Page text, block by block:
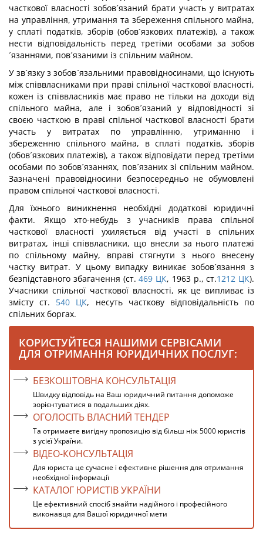
часткової власності зобов´язаний брати участь у витратах
на управління, утримання та збереження спільного майна,
у сплаті податків, зборів (обов´язкових платежів), а також
нести відповідальність перед третіми особами за зобов
´язаннями, пов´язаними із спільним майном.
У зв´язку з зобов´язальними правовідносинами, що існують
між співвласниками при праві спільної часткової власності,
кожен із співвласників має право не тільки на доходи від
спільного майна, але і зобов´язаний у відповідності зі
своєю часткою в праві спільної часткової власності брати
участь у витратах по управлінню, утриманню і
збереженню спільного майна, в сплаті податків, зборів
(обов´язкових платежів), а також відповідати перед третіми
особами по зобов´язаннях, пов´язаних зі спільним майном.
Зазначені правовідносини безпосередньо не обумовлені
правом спільної часткової власності.
Для їхнього виникнення необхідні додаткові юридичні
факти. Якщо хто-небудь з учасників права спільної
часткової власності ухиляється від участі в спільних
витратах, інші співвласники, що внесли за нього платежі
по спільному майну, вправі стягнути з нього внесену
частку витрат. У цьому випадку виникає зобов´язання з
безпідставного збагачення (ст. 469 ЦК, 1963 р., ст.1212 ЦК).
Учасники спільної часткової власності, як це випливає із
змісту ст. 540 ЦК, несуть часткову відповідальність по
спільних боргах.
КОРИСТУЙТЕСЯ НАШИМИ СЕРВІСАМИ
ДЛЯ ОТРИМАННЯ ЮРИДИЧНИХ ПОСЛУГ:
БЕЗКОШТОВНА КОНСУЛЬТАЦІЯ
Швидку відповідь на Ваш юридичний питання допоможе
зорієнтуватися в подальших діях.
ОГОЛОСІТЬ ВЛАСНИЙ ТЕНДЕР
Та отримаєте вигідну пропозицію від більш ніж 5000 юристів
з усієї України.
ВІДЕО-КОНСУЛЬТАЦІЯ
Для юриста це сучасне і ефективне рішення для отримання
необхідної інформації
КАТАЛОГ ЮРИСТІВ УКРАЇНИ
Це ефективний спосіб знайти надійного і професійного
виконавця для Вашої юридичної мети